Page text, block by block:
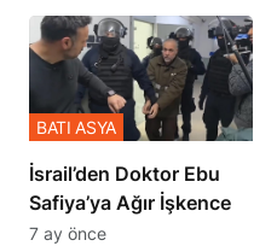
İsrail’den Doktor Ebu
Safiya’ya Ağır İşkence
BATI ASYA
7 ay önce